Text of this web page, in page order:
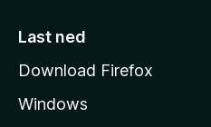
s
d
a
Last ned
Download Firefox
Windows